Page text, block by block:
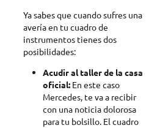
Ya sabes que cuando sufres una
avería en tu cuadro de
instrumentos tienes dos
posibilidades:
Acudir al taller de la casa
oficial: En este caso
Mercedes, te va a recibir
con una noticia dolorosa
para tu bolsillo. El cuadro